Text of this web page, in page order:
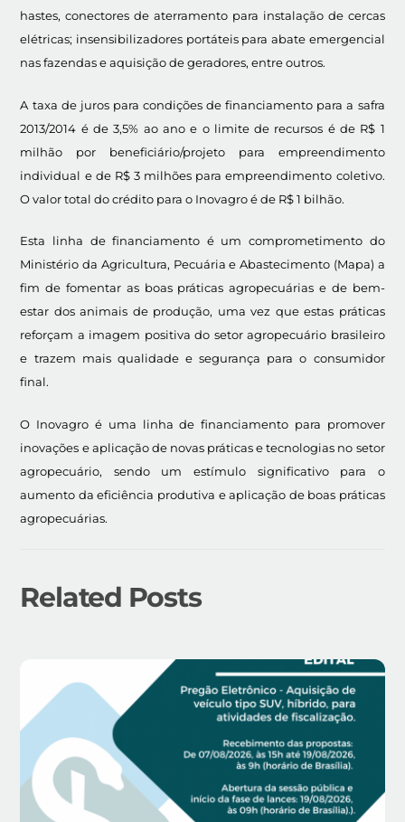
hastes, conectores de aterramento para instalação de cercas
elétricas; insensibilizadores portáteis para abate emergencial
nas fazendas e aquisição de geradores, entre outros.
A taxa de juros para condições de financiamento para a safra
2013/2014 é de 3,5% ao ano e o limite de recursos é de R$ 1
milhão por beneficiário/projeto para empreendimento
individual e de R$ 3 milhões para empreendimento coletivo.
O valor total do crédito para o Inovagro é de R$ 1 bilhão.
Esta linha de financiamento é um comprometimento do
Ministério da Agricultura, Pecuária e Abastecimento (Mapa) a
fim de fomentar as boas práticas agropecuárias e de bem-
estar dos animais de produção, uma vez que estas práticas
reforçam a imagem positiva do setor agropecuário brasileiro
e trazem mais qualidade e segurança para o consumidor
final.
O Inovagro é uma linha de financiamento para promover
inovações e aplicação de novas práticas e tecnologias no setor
agropecuário, sendo um estímulo significativo para o
aumento da eficiência produtiva e aplicação de boas práticas
agropecuárias.
Related Posts